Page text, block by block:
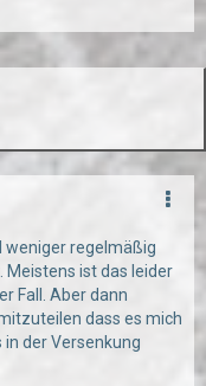
weniger regelmäßig
Meistens ist das leider
Fall. Aber dann
dass es mich
in der Versenkung